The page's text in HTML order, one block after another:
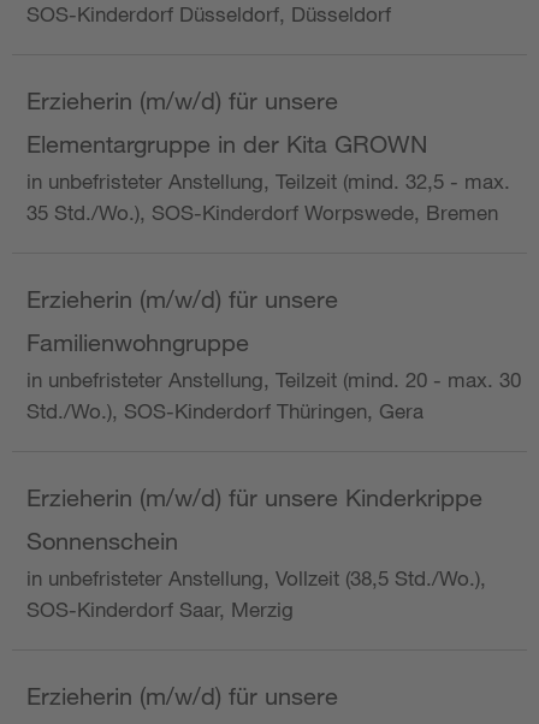
SOS-Kinderdorf Düsseldorf, Düsseldorf
Erzieherin (m/w/d) für unsere
Elementargruppe in der Kita GROWN
in unbefristeter Anstellung, Teilzeit (mind. 32,5 - max.
35 Std./Wo.), SOS-Kinderdorf Worpswede, Bremen
Erzieherin (m/w/d) für unsere
Familienwohngruppe
in unbefristeter Anstellung, Teilzeit (mind. 20 - max. 30
Std./Wo.), SOS-Kinderdorf Thüringen, Gera
Erzieherin (m/w/d) für unsere Kinderkrippe
Sonnenschein
in unbefristeter Anstellung, Vollzeit (38,5 Std./Wo.),
SOS-Kinderdorf Saar, Merzig
Erzieherin (m/w/d) für unsere